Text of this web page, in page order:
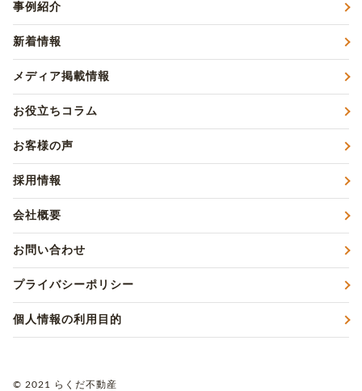
事例紹介
新着情報
メディア掲載情報
お役立ちコラム
お客様の声
採用情報
会社概要
お問い合わせ
プライバシーポリシー
個人情報の利用目的
© 2021 らくだ不動産